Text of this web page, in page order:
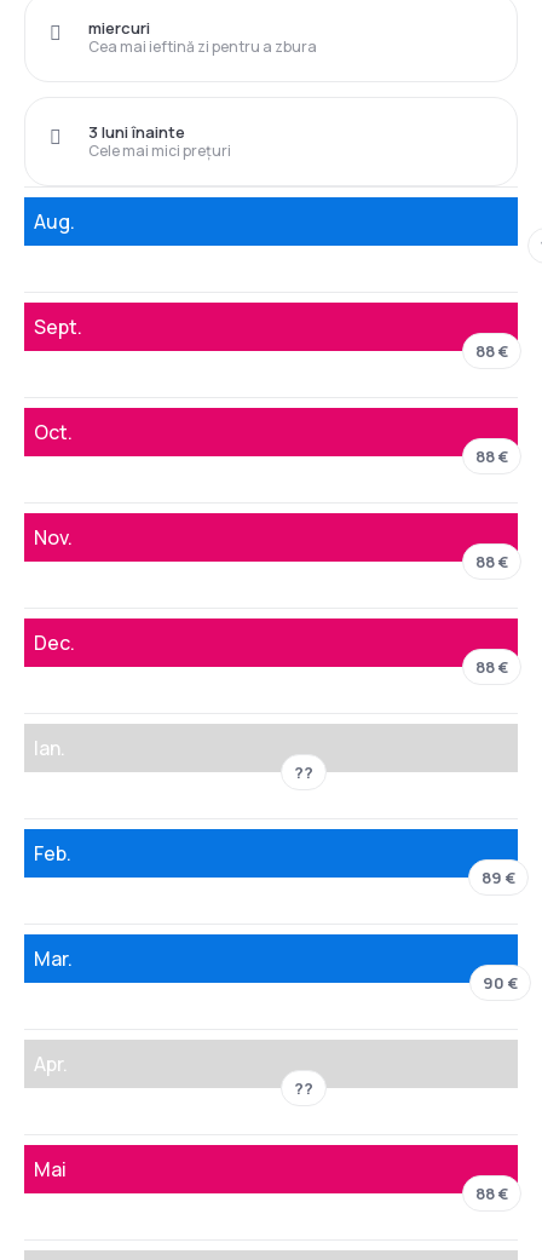
Cea mai ieftină zi pentru a zbura
miercuri
Cele mai mici prețuri
3 luni înainte
Aug.
Sept.
88 €
Oct.
88 €
Nov.
88 €
Dec.
88 €
Ian.
??
Feb.
89 €
Mar.
90 €
Apr.
??
Mai
88 €